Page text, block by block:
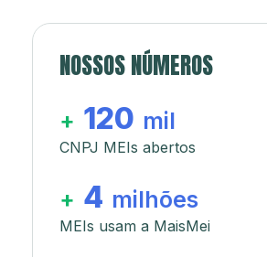
NOSSOS NÚMEROS
+ 120 mil
CNPJ MEIs abertos
+ 4 milhões
MEIs usam a MaisMei